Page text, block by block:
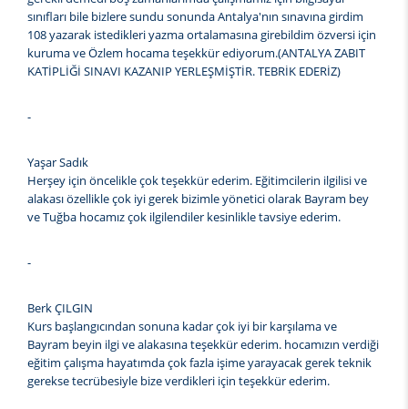
sınıfları bile bizlere sundu sonunda Antalya'nın sınavına girdim
108 yazarak istedikleri yazma ortalamasına girebildim özversi için
kuruma ve Özlem hocama teşekkür ediyorum.(ANTALYA ZABIT
KATİPLİĞİ SINAVI KAZANIP YERLEŞMİŞTİR. TEBRİK EDERİZ)
-
Yaşar Sadık
Herşey için öncelikle çok teşekkür ederim. Eğitimcilerin ilgilisi ve
alakası özellikle çok iyi gerek bizimle yönetici olarak Bayram bey
ve Tuğba hocamız çok ilgilendiler kesinlikle tavsiye ederim.
-
Berk ÇILGIN
Kurs başlangıcından sonuna kadar çok iyi bir karşılama ve
Bayram beyin ilgi ve alakasına teşekkür ederim. hocamızın verdiği
eğitim çalışma hayatımda çok fazla işime yarayacak gerek teknik
gerekse tecrübesiyle bize verdikleri için teşekkür ederim.